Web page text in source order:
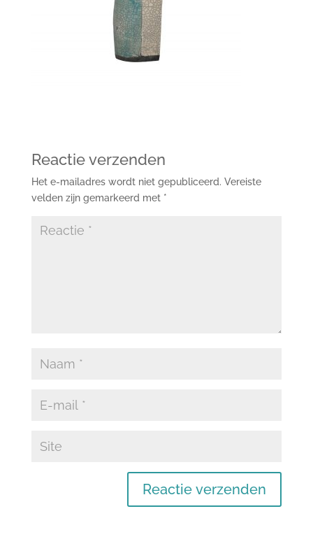
Reactie verzenden
Het e-mailadres wordt niet gepubliceerd. Vereiste
velden zijn gemarkeerd met *